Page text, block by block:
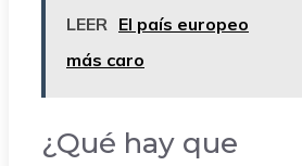
LEER El país europeo
más caro
¿Qué hay que